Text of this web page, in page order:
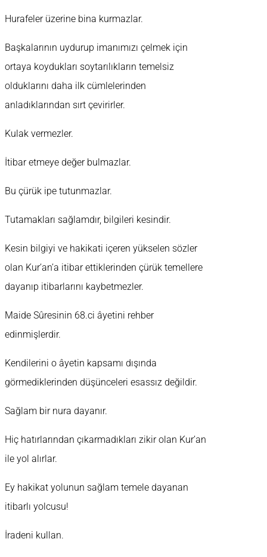
Hurafeler üzerine bina kurmazlar.
Başkalarının uydurup imanımızı çelmek için
ortaya koydukları soytarılıkların temelsiz
olduklarını daha ilk cümlelerinden
anladıklarından sırt çevirirler.
Kulak vermezler.
İtibar etmeye değer bulmazlar.
Bu çürük ipe tutunmazlar.
Tutamakları sağlamdır, bilgileri kesindir.
Kesin bilgiyi ve hakikati içeren yükselen sözler
olan Kur’an’a itibar ettiklerinden çürük temellere
dayanıp itibarlarını kaybetmezler.
Maide Sûresinin 68.ci âyetini rehber
edinmişlerdir.
Kendilerini o âyetin kapsamı dışında
görmediklerinden düşünceleri esassız değildir.
Sağlam bir nura dayanır.
Hiç hatırlarından çıkarmadıkları zikir olan Kur’an
ile yol alırlar.
Ey hakikat yolunun sağlam temele dayanan
itibarlı yolcusu!
İradeni kullan.